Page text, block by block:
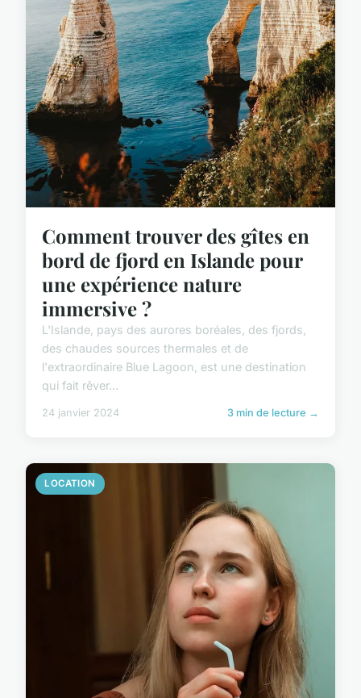
Comment trouver des gîtes en
bord de fjord en Islande pour
une expérience nature
immersive ?
L'Islande, pays des aurores boréales, des fjords,
des chaudes sources thermales et de
l'extraordinaire Blue Lagoon, est une destination
qui fait rêver...
24 janvier 2024 3 min de lecture →
LOCATION